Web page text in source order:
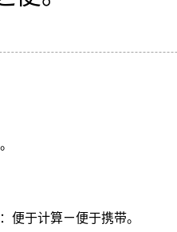
便于计算ㄧ便于携带。